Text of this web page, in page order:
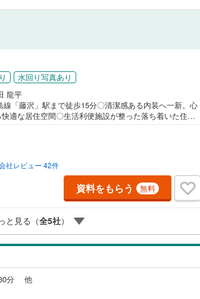
水回り写真あり
龍平
線「藤沢」駅まで徒歩15分〇清潔感ある内装へ一新。心
適な居住空間〇生活利便施設が整った落ち着いた住宅
ボーナスライトがもらえる「Yahoo！ 不動産 物件
対象になります。「資料をもらう」「見学予約をす
わせください。※必ずYahoo！ JAPAN IDでログインし
ーナスライトは出金と譲渡はできません。有効期限は
ーーーーーーーーーーーーーーーーーーーーーーーーー
利率/年利 0.95％（変動金利）※上記金利は 2026年8月
際の適用金利は融資実行時のものとなります。金利情勢
社レビュー 42件
資料をもらう 無料
と見る（全5社）
30分 他
秩父鉄道(32)
京成押上線(213)
京成千原線
東武亀戸線(186)
東武越生線( 32 )
西武秩父線(17)
西武国分寺線
西武拝島線(83)
京王線(797)
以上
浴室に窓あり （ 2）
専用庭（0）
ト